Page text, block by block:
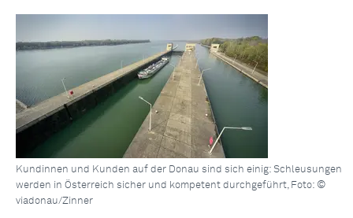
Kundinnen und Kunden auf der Donau sind sich einig: Schleusungen
werden in Österreich sicher und kompetent durchgeführt, Foto: ©
viadonau/Zinner